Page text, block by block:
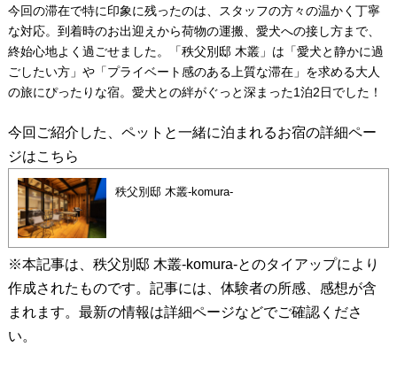
今回の滞在で特に印象に残ったのは、スタッフの方々の温かく丁寧
な対応。到着時のお出迎えから荷物の運搬、愛犬への接し方まで、
終始心地よく過ごせました。「秩父別邸 木叢」は「愛犬と静かに過
ごしたい方」や「プライベート感のある上質な滞在」を求める大人
の旅にぴったりな宿。愛犬との絆がぐっと深まった1泊2日でした！
今回ご紹介した、ペットと一緒に泊まれるお宿の詳細ペー
ジはこちら
秩父別邸 木叢-komura-
※本記事は、秩父別邸 木叢-komura-とのタイアップにより
作成されたものです。記事には、体験者の所感、感想が含
まれます。最新の情報は詳細ページなどでご確認くださ
い。